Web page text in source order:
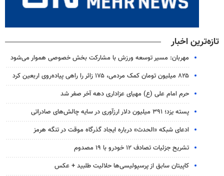
تازه‌ترین اخبار
مهربان: مسیر توسعه ورزش با مشارکت بخش خصوصی هموار می‌شود
۸۲۵ میلیون تومان کمک مردمی، ۱۷۵ زائر را راهی پیاده‌روی اربعین کرد
حرم امام علی (ع) مهیای عزاداری دهه آخر صفر شد
پسته یزد؛ ۳۹۱ میلیون دلار ارزآوری در سایه چالش‌های صادراتی
ادعای شبکه «الحدث» درباره ایجاد گذرگاه موقت در تنگه هرمز
تشریح جزئیات تصادف ۱۲ خودرو با ۱۹ مصدوم
کاپیتان سابق از پرسپولیسی‌ها حلالیت طلبید + عکس